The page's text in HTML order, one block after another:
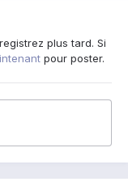
plus tard. Si
pour poster.